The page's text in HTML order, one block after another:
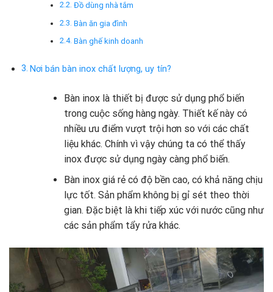
Đồ dùng nhà tắm
Bàn ăn gia đình
Bàn ghế kinh doanh
Nơi bán bàn inox chất lượng, uy tín?
Bàn inox là thiết bị được sử dụng phổ biến
trong cuộc sống hàng ngày. Thiết kế này có
nhiều ưu điểm vượt trội hơn so với các chất
liệu khác. Chính vì vậy chúng ta có thể thấy
inox được sử dụng ngày càng phổ biến.
Bàn inox giá rẻ có độ bền cao, có khả năng chịu
lực tốt. Sản phẩm không bị gỉ sét theo thời
gian. Đặc biệt là khi tiếp xúc với nước cũng như
các sản phẩm tẩy rửa khác.